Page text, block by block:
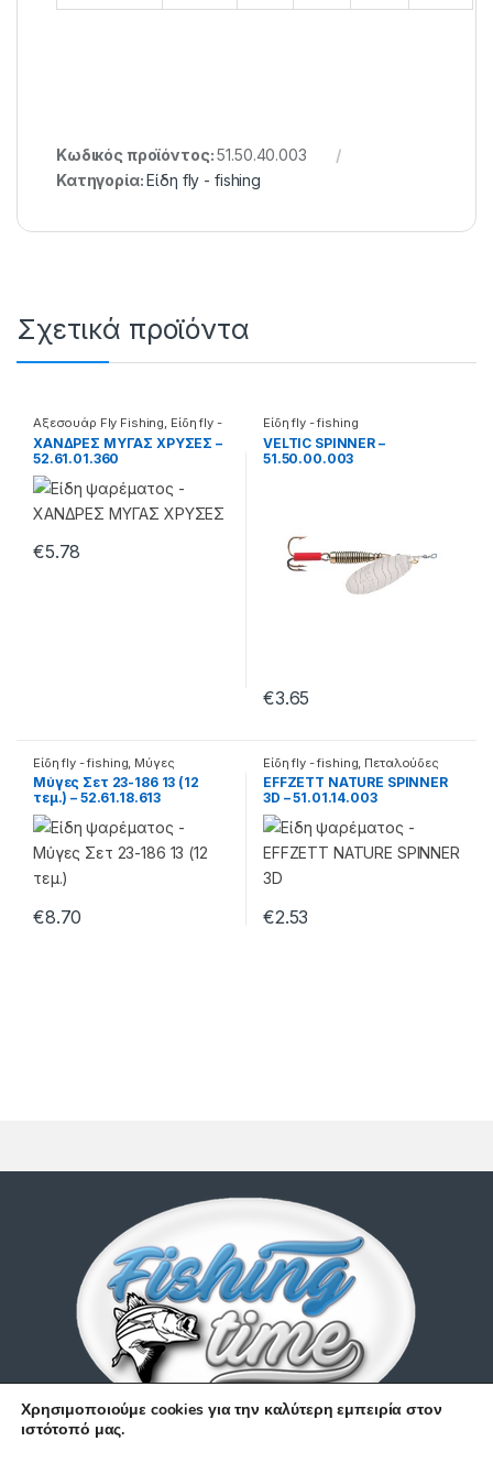
Κωδικός προϊόντος:51.50.40.003
Κατηγορία:Είδη fly - fishing
Σχετικά προϊόντα
Αξεσουάρ Fly Fishing Είδη fly -
fishing
ΧΑΝΔΡΕΣ ΜΥΓΑΣ ΧΡΥΣΕΣ –
52.61.01.360
€5.78
Είδη fly - fishing
VELTIC SPINNER –
51.50.00.003
€3.65
Είδη fly - fishing Μύγες
Μύγες Σετ 23-186 13 (12
τεμ.) – 52.61.18.613
€8.70
Είδη fly - fishing Πεταλούδες
EFFZETT NATURE SPINNER
3D – 51.01.14.003
€2.53
Χρησιμοποιούμε cookies για την καλύτερη εμπειρία στον
ιστότοπό μας.